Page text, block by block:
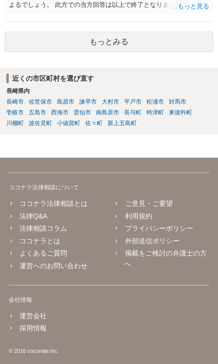
よるでしょう。 此方での当方回答は以上で終了となりますが、参考に
もっとみる
近くの市区町村を選び直す
長崎県内
長崎市
佐世保市 島原市 諫早市 大村市 平戸市 松浦市
対馬市
壱岐市
五島市 西海市 雲仙市 南島原市 長与町 時津町
東彼杵町
川棚町
波佐見町 小値賀町 佐々町 新上五島町
ココナラ法律相談について
ココナラ法律相談とは
法律Q&A
法律相談コラム
ココナラとは
よくあるご質問
運営へのお問い合わせ
ご意見・ご要望
利用規約
プライバシーポリシー
外部送信ポリシー
掲載をご検討の弁護士の方
へ
会社情報
運営会社
採用情報
© 2016 coconala Inc.